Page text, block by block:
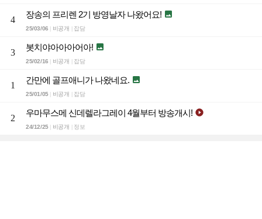
4
장송의 프리렌 2기 방영날자 나왔어요! 
25/03/06 비공개 잡담
3
봇치야아아아어아! 
25/02/16 비공개 잡담
1
간만에 골프애니가 나왔네요. 
25/01/05| 비공개 잡담
2
우마무스메 신데렐라그레이 4월부터 방송개시! 
24/12/25| 비공개 정보